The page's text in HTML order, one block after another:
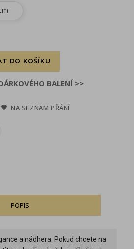
DO KOŠÍKU
BALENÍ >>
NA SEZNAM PŘÁNÍ
POPIS
a nádhera. Pokud chcete na